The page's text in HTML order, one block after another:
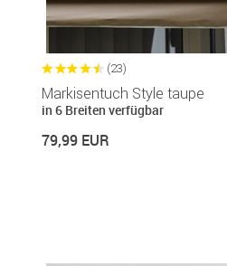
(23)
Markisentuch Style taupe
in 6 Breiten verfügbar
79,99 EUR